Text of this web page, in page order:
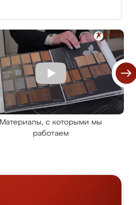
Материалы, с которыми мы
работаем